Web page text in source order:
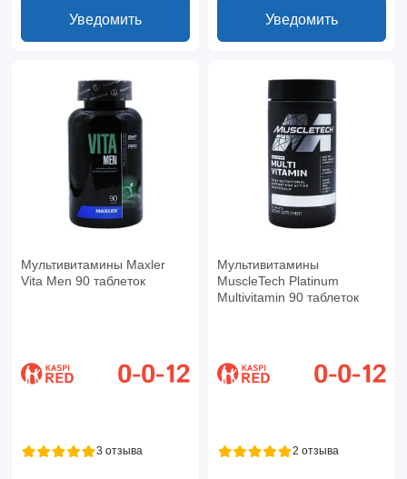
Уведомить Уведомить
Мультивитамины Maxler
Vita Men 90 таблеток
3 отзыва
Мультивитамины
MuscleTech Platinum
Multivitamin 90 таблеток
2 отзыва